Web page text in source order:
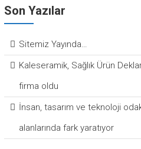
Son Yazılar
Sitemiz Yayında…
Kaleseramik, Sağlık Ürün
firma oldu
İnsan, tasarım ve teknoloji
alanlarında fark yaratıyor